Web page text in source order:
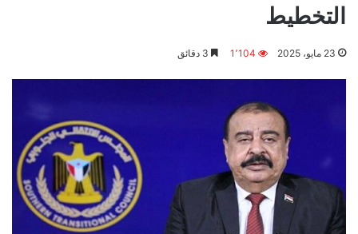
التخطيط
23 مايو، 2025 1٬104